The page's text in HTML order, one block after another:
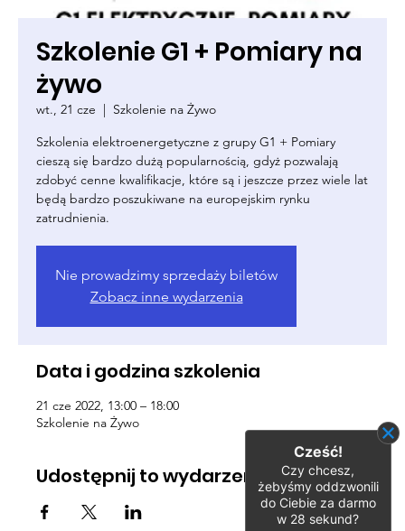
Szkolenie G1 + Pomiary na
żywo
wt., 21 cze
  |
Szkolenie na Żywo
Szkolenia elektroenergetyczne z grupy G1 + Pomiary
cieszą się bardzo dużą popularnością, gdyż pozwalają
zdobyć cenne kwalifikacje, które są i jeszcze przez wiele lat
będą bardzo poszukiwane na europejskim rynku
zatrudnienia.
Nie prowadzimy sprzedaży biletów
Zobacz inne wydarzenia
Data i godzina szkolenia
21 cze 2022, 13:00 – 18:00
Szkolenie na Żywo
Udostępnij to wydarzenie
Cześć!
Czy chcesz,
żebyśmy oddzwonili
do Ciebie za darmo
w 28 sekund?